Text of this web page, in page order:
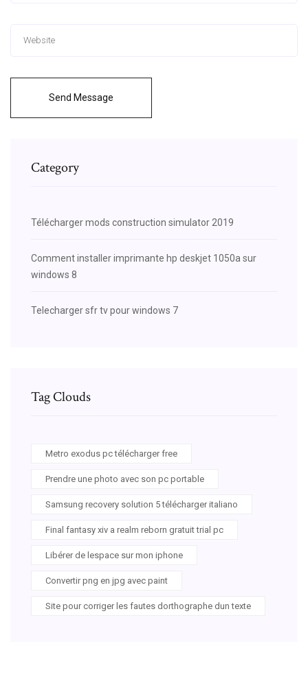
Send Message
Category
Télécharger mods construction simulator 2019
Comment installer imprimante hp deskjet 1050a sur
windows 8
Telecharger sfr tv pour windows 7
Tag Clouds
Metro exodus pc télécharger free
Prendre une photo avec son pc portable
Samsung recovery solution 5 télécharger italiano
Final fantasy xiv a realm reborn gratuit trial pc
Libérer de lespace sur mon iphone
Convertir png en jpg avec paint
Site pour corriger les fautes dorthographe dun texte